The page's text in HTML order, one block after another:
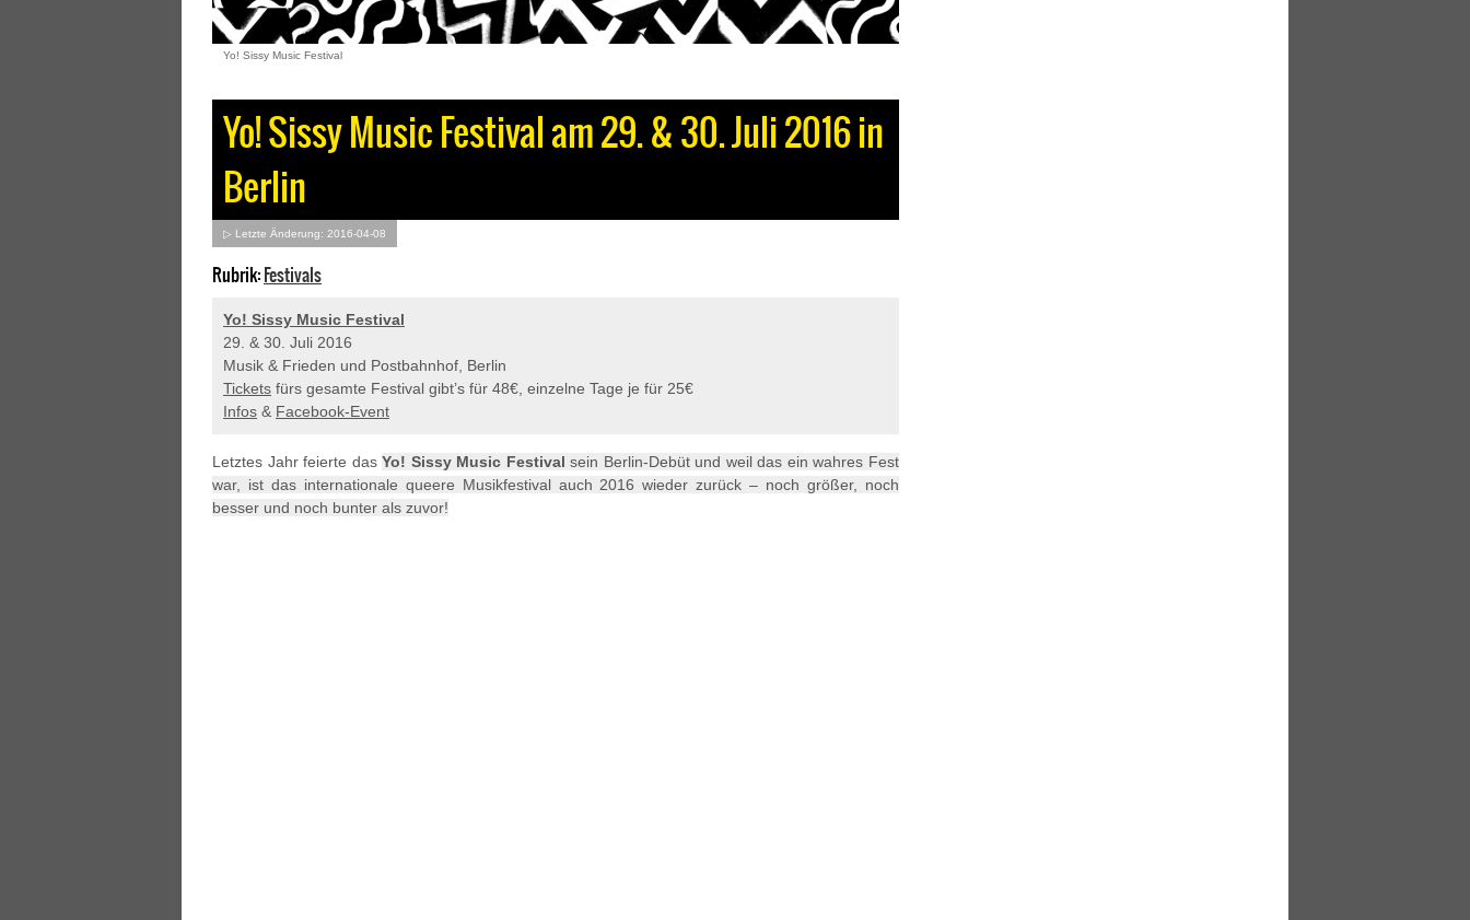
Yo! Sissy Music Festival
Yo! Sissy Music Festival am 29. & 30. Juli 2016 in
Berlin
▷ Letzte Änderung: 2016-04-08
Rubrik:Festivals
Yo! Sissy Music Festival
29. & 30. Juli 2016
Musik & Frieden und Postbahnhof, Berlin
Tickets fürs gesamte Festival gibt’s für 48€, einzelne Tage je für 25€
Infos & Facebook-Event
Letztes Jahr feierte dasYo! Sissy Music Festival sein Berlin-Debüt und weil das ein wahres Fest
war, ist das internationale queere Musikfestival auch 2016 wieder zurück – noch größer, noch
besser und noch bunter als zuvor!